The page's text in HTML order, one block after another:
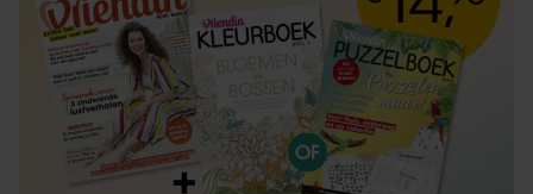
informatie die u aan ze heeft verstrekt of die ze hebben
verzameld op basis van uw gebruik van hun services. U
gaat akkoord met onze cookies als u onze website blijft
gebruiken.